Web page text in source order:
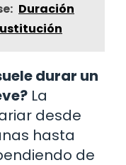
Duración
durar un
La
desde
hasta
de